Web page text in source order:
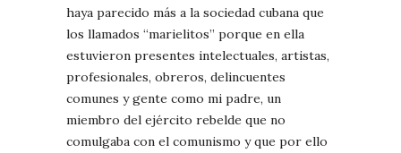
haya parecido más a la sociedad cubana que
los llamados “marielitos” porque en ella
estuvieron presentes intelectuales, artistas,
profesionales, obreros, delincuentes
comunes y gente como mi padre, un
miembro del ejército rebelde que no
comulgaba con el comunismo y que por ello